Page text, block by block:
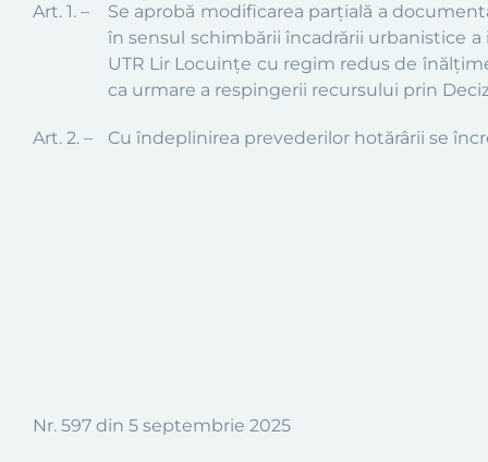
Art. 1. – Se aprobă modificarea parțială a
în sensul schimbării încadrării urbanistice
UTR Lir Locuinţe cu regim redus de
ca urmare a respingerii recursului prin
Art. 2. – Cu îndeplinirea prevederilor hotărârii se
Nr. 597 din 5 septembrie 2025